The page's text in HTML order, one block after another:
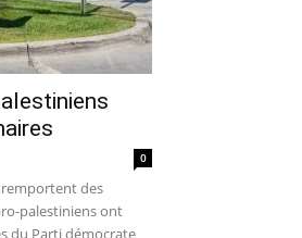
0
des
palestiniens ont
du Parti démocrate